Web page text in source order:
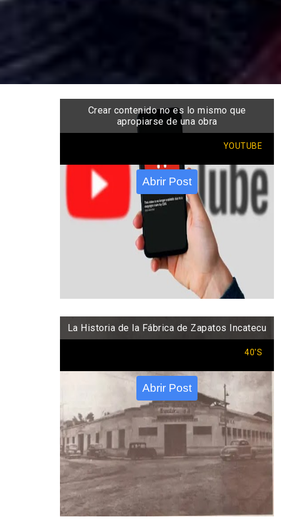
Crear contenido no es lo mismo que
apropiarse de una obra
YOUTUBE
Abrir Post
La Historia de la Fábrica de Zapatos Incatecu
40'S
Abrir Post